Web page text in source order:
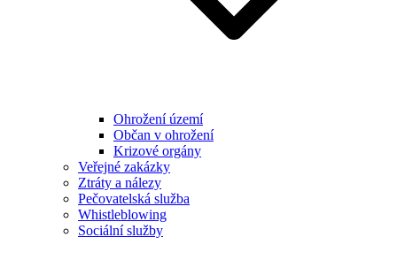
Ohrožení území
Občan v ohrožení
Krizové orgány
Veřejné zakázky
Ztráty a nálezy
Pečovatelská služba
Whistleblowing
Sociální služby